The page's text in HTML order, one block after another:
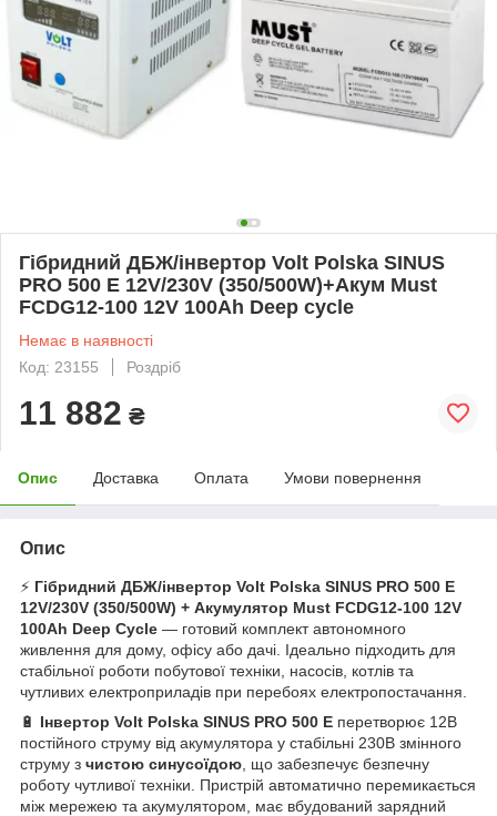
Гібридний ДБЖ/інвертор Volt Polska SINUS
PRO 500 E 12V/230V (350/500W)+Акум Must
FCDG12-100 12V 100Ah Deep cycle
Немає в наявності
Код: 23155
Роздріб
11 882 ₴
Опис Доставка Оплата Умови повернення
Опис
⚡ Гібридний ДБЖ/інвертор Volt Polska SINUS PRO 500 E
12V/230V (350/500W) + Акумулятор Must FCDG12-100 12V
100Ah Deep Cycle — готовий комплект автономного
живлення для дому, офісу або дачі. Ідеально підходить для
стабільної роботи побутової техніки, насосів, котлів та
чутливих електроприладів при перебоях електропостачання.
🔋 Інвертор Volt Polska SINUS PRO 500 E перетворює 12В
постійного струму від акумулятора у стабільні 230В змінного
струму з чистою синусоїдою , що забезпечує безпечну
роботу чутливої техніки. Пристрій автоматично перемикається
між мережею та акумулятором, має вбудований зарядний